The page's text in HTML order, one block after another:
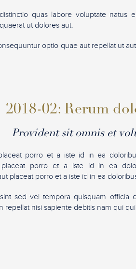
quas labore voluptate natus
ut dolores aut.
optio quae aut repellat ut
2018-02: Rerum
Provident sit omnis et
porro et a iste id in ea
porro et a iste id in ea
placeat porro et a iste id in ea
sed vel tempora quisquam officia
repellat nisi sapiente debitis nam qui